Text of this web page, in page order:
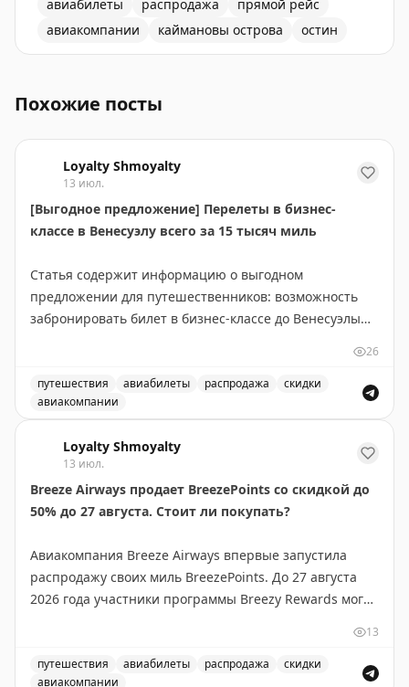
авиабилеты распродажа
прямой рейс
авиакомпании
каймановы острова остин
Похожие посты
Loyalty Shmoyalty
13 июл.
[Выгодное предложение] Перелеты в бизнес-
классе в Венесуэлу всего за 15 тысяч миль
Статья содержит информацию о выгодном
предложении для путешественников: возможность
забронировать билет в бизнес-классе до Венесуэлы
своей программе лояльности авиакомпании. Такие
предложения встречаются редко и позволяют
Рекомендуется следить за подобными alert'ами, чтобы
не пропустить выгодные варианты бронирования.
Juan Ruiz| Original
26
путешествия авиабилеты распродажа
скидки
авиакомпании
Loyalty Shmoyalty
13 июл.
Breeze Airways продает BreezePoints со скидкой до
50% до 27 августа. Стоит ли покупать?
Авиакомпания Breeze Airways впервые запустила
распродажу своих миль BreezePoints. До 27 августа
2026 года участники программы Breezy Rewards могут
объема: 1000 баллов без скидки, 2000-4000 — 30%,
13
путешествия авиабилеты распродажа
скидки
авиакомпании